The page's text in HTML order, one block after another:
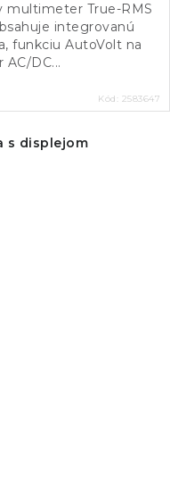
multimeter True-RMS
integrovanú
funkciu AutoVolt na
DC...
Kód: 2583647
s displejom